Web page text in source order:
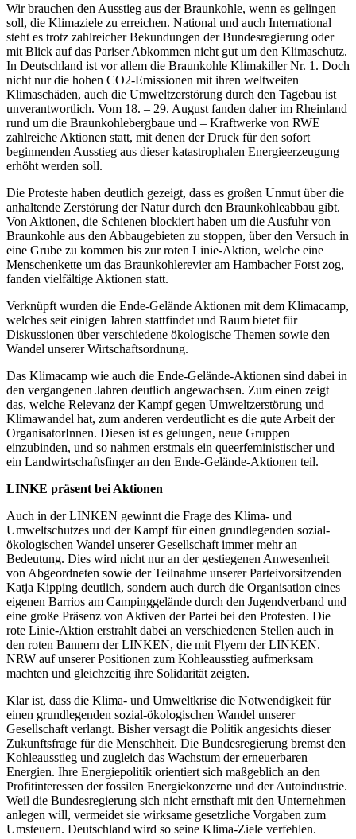
Wir brauchen den Ausstieg aus der Braunkohle, wenn es gelingen
soll, die Klimaziele zu erreichen. National und auch International
steht es trotz zahlreicher Bekundungen der Bundesregierung oder
mit Blick auf das Pariser Abkommen nicht gut um den Klimaschutz.
In Deutschland ist vor allem die Braunkohle Klimakiller Nr. 1. Doch
nicht nur die hohen CO2-Emissionen mit ihren weltweiten
Klimaschäden, auch die Umweltzerstörung durch den Tagebau ist
unverantwortlich. Vom 18. – 29. August fanden daher im Rheinland
rund um die Braunkohlebergbaue und – Kraftwerke von RWE
zahlreiche Aktionen statt, mit denen der Druck für den sofort
beginnenden Ausstieg aus dieser katastrophalen Energieerzeugung
erhöht werden soll.
Die Proteste haben deutlich gezeigt, dass es großen Unmut über die
anhaltende Zerstörung der Natur durch den Braunkohleabbau gibt.
Von Aktionen, die Schienen blockiert haben um die Ausfuhr von
Braunkohle aus den Abbaugebieten zu stoppen, über den Versuch in
eine Grube zu kommen bis zur roten Linie-Aktion, welche eine
Menschenkette um das Braunkohlerevier am Hambacher Forst zog,
fanden vielfältige Aktionen statt.
Verknüpft wurden die Ende-Gelände Aktionen mit dem Klimacamp,
welches seit einigen Jahren stattfindet und Raum bietet für
Diskussionen über verschiedene ökologische Themen sowie den
Wandel unserer Wirtschaftsordnung.
Das Klimacamp wie auch die Ende-Gelände-Aktionen sind dabei in
den vergangenen Jahren deutlich angewachsen. Zum einen zeigt
das, welche Relevanz der Kampf gegen Umweltzerstörung und
Klimawandel hat, zum anderen verdeutlicht es die gute Arbeit der
OrganisatorInnen. Diesen ist es gelungen, neue Gruppen
einzubinden, und so nahmen erstmals ein queerfeministischer und
ein Landwirtschaftsfinger an den Ende-Gelände-Aktionen teil.
LINKE präsent bei Aktionen
Auch in der LINKEN gewinnt die Frage des Klima- und
Umweltschutzes und der Kampf für einen grundlegenden sozial-
ökologischen Wandel unserer Gesellschaft immer mehr an
Bedeutung. Dies wird nicht nur an der gestiegenen Anwesenheit
von Abgeordneten sowie der Teilnahme unserer Parteivorsitzenden
Katja Kipping deutlich, sondern auch durch die Organisation eines
eigenen Barrios am Campinggelände durch den Jugendverband und
eine große Präsenz von Aktiven der Partei bei den Protesten. Die
rote Linie-Aktion erstrahlt dabei an verschiedenen Stellen auch in
den roten Bannern der LINKEN, die mit Flyern der LINKEN.
NRW auf unserer Positionen zum Kohleausstieg aufmerksam
machten und gleichzeitig ihre Solidarität zeigten.
Klar ist, dass die Klima- und Umweltkrise die Notwendigkeit für
einen grundlegenden sozial-ökologischen Wandel unserer
Gesellschaft verlangt. Bisher versagt die Politik angesichts dieser
Zukunftsfrage für die Menschheit. Die Bundesregierung bremst den
Kohleausstieg und zugleich das Wachstum der erneuerbaren
Energien. Ihre Energiepolitik orientiert sich maßgeblich an den
Profitinteressen der fossilen Energiekonzerne und der Autoindustrie.
Weil die Bundesregierung sich nicht ernsthaft mit den Unternehmen
anlegen will, vermeidet sie wirksame gesetzliche Vorgaben zum
Umsteuern. Deutschland wird so seine Klima-Ziele verfehlen.